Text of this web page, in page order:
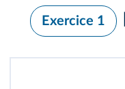
Exercice 1